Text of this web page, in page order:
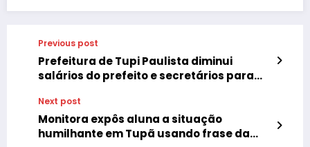
Previous post
Prefeitura de Tupi Paulista diminui
salários do prefeito e secretários para
Next post
Monitora expôs aluna a situação
humilhante em Tupã usando frase da